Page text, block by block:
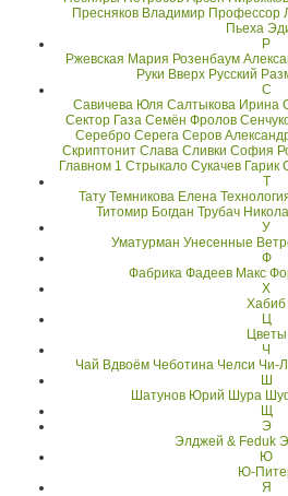
Пресняков Владимир Профессор
Пьеха
Р
Ржевская Мария Розенбаум
Руки Вверх Русский
С
Савичева Юля Салтыкова Ирина
Сектор Газа Семён Фролов
Серебро Серега Серов
Скриптонит Слава Сливки София
Главном 1 Стрыкало Сукачев Гарик
Т
Тату Темникова Елена
Титомир Богдан Трубач
У
Уматурман Унесенные
Ф
Фабрика Фадеев Макс
Х
Хабиб
Ц
Цветы
Ч
Чай Вдвоём Чеботина Челси Чи-
Ш
Шатунов Юрий Шура
Щ
Э
Элджей & Feduk
Ю
Ю-
Я